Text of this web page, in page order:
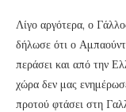
Λίγο αργότερα, ο
δήλωσε ότι ο
περάσει και από την
χώρα δεν μας
προτού φτάσει στη